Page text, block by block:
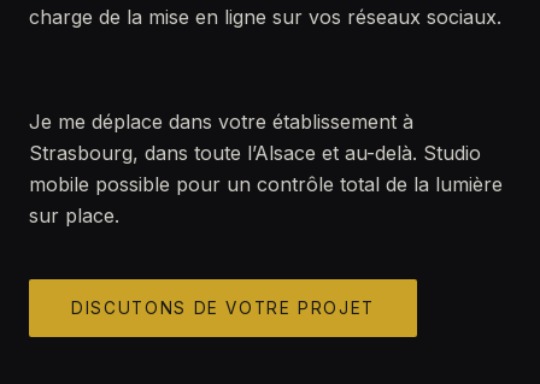
charge de la mise en ligne sur vos réseaux sociaux.
Je me déplace dans votre établissement à
Strasbourg, dans toute l’Alsace et au-delà. Studio
mobile possible pour un contrôle total de la lumière
sur place.
DISCUTONS DE VOTRE PROJET